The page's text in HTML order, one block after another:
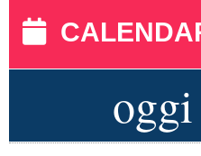
oggi